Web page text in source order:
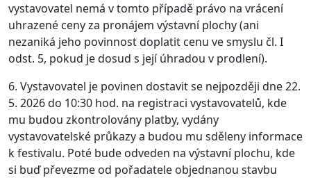
vystavovatel nemá v tomto případě právo na vrácení
uhrazené ceny za pronájem výstavní plochy (ani
nezaniká jeho povinnost doplatit cenu ve smyslu čl. I
odst. 5, pokud je dosud s její úhradou v prodlení).
6. Vystavovatel je povinen dostavit se nejpozději dne 22.
5. 2026 do 10:30 hod. na registraci vystavovatelů, kde
mu budou zkontrolovány platby, vydány
vystavovatelské průkazy a budou mu sděleny informace
k festivalu. Poté bude odveden na výstavní plochu, kde
si buď převezme od pořadatele objednanou stavbu